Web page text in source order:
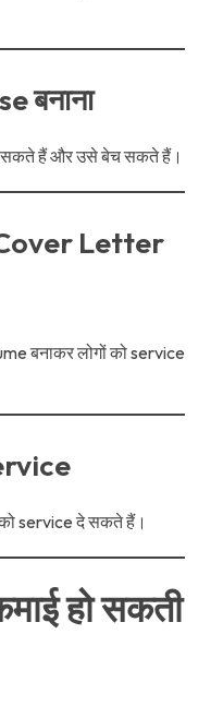
बनाना
सकते हैं और उसे बेच सकते हैं।
Letter
बनाकर लोगों को service
service दे सकते हैं।
हो सकती